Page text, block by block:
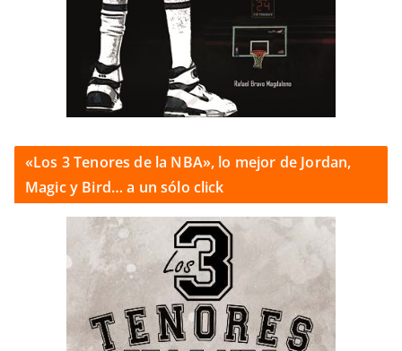
«Los 3 Tenores de la NBA», lo mejor de Jordan,
Magic y Bird… a un sólo click